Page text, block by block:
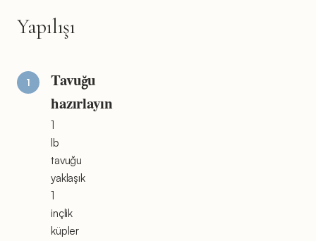
Yapılışı
Tavuğu
hazırlayın
1
lb
tavuğu
yaklaşık
1
inçlik
küpler